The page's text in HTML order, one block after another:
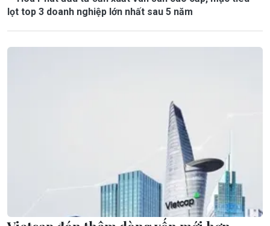
lọt top 3 doanh nghiệp lớn nhất sau 5 năm